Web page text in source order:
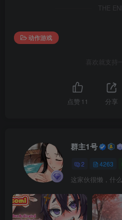
THE
动作游戏
喜欢就支持
点赞 11 分享
群主1号
2 4263
这家伙很懒，什